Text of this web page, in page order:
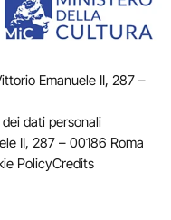
Emanuele II, 287 –
dati personali
II, 287 – 00186 Roma
PolicyCredits